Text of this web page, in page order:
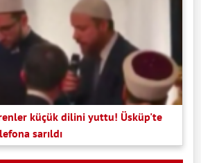
küçük dilini yuttu! Üsküp'te
sarıldı